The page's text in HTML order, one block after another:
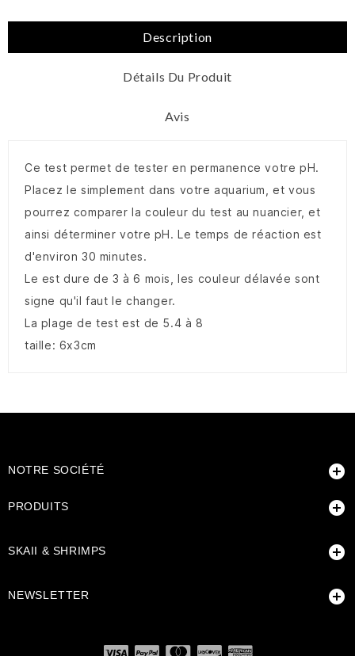
Description
Détails Du Produit
Avis
Ce test permet de tester en permanence votre pH.
Placez le simplement dans votre aquarium, et vous
pourrez comparer la couleur du test au nuancier, et
ainsi déterminer votre pH. Le temps de réaction est
d'environ 30 minutes.
Le est dure de 3 à 6 mois, les couleur délavée sont
signe qu'il faut le changer.
La plage de test est de 5.4 à 8
taille: 6x3cm
NOTRE SOCIÉTÉ 
PRODUITS 
SKAII & SHRIMPS 
NEWSLETTER 